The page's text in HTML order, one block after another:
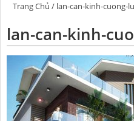
Trang Chủ / lan-can-kinh-cuong-
lan-can-kinh-